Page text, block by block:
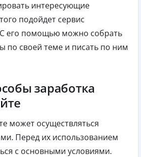
интересующие
подойдет сервис
С его помощью можно собрать
по своей теме и писать по ним
заработка
может осуществляться
Перед их использованием
с основными условиями.